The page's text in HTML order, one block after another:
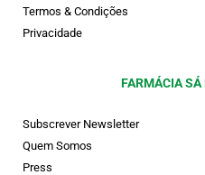
Termos & Condições
Privacidade
FARMÁCIA SÁ
Subscrever Newsletter
Quem Somos
Press